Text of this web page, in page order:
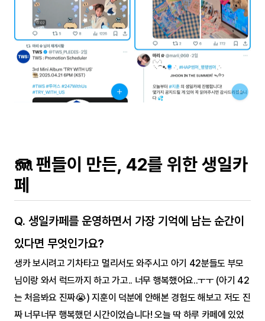
🪼 팬들이 만든, 42를 위한 생일카
페
Q. 생일카페를 운영하면서 가장 기억에 남는 순간이
있다면 무엇인가요?
생카 보시려고 기차타고 멀리서도 와주시고 아기 42분들도 부모
님이랑 와서 럭드까지 하고 가고.. 너무 행복했어요..ㅜㅜ (아기 42
는 처음봐요 진짜😭) 지훈이 덕분에 안해본 경험도 해보고 저도 진
짜 너무너무 행복했던 시간이었습니다! 오늘 딱 하루 카페에 있었